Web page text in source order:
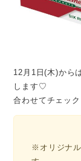
12月1日(木)から
します♡
合わせてチェッ
※オリジナ